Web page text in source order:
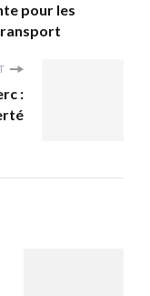
pour les
: